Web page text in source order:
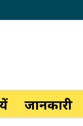
जानकारी